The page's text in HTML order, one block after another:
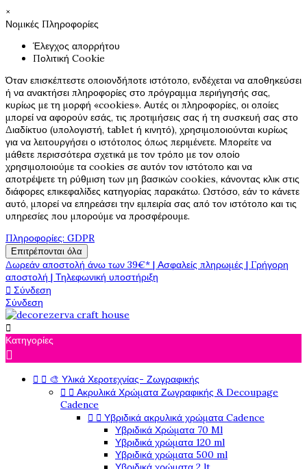
×
Νομικές Πληροφορίες
Έλεγχος απορρήτου
Πολιτική Cookie
Όταν επισκέπτεστε οποιονδήποτε ιστότοπο, ενδέχεται να αποθηκεύσει
ή να ανακτήσει πληροφορίες στο πρόγραμμα περιήγησής σας,
κυρίως με τη μορφή «cookies». Αυτές οι πληροφορίες, οι οποίες
μπορεί να αφορούν εσάς, τις προτιμήσεις σας ή τη συσκευή σας στο
Διαδίκτυο (υπολογιστή, tablet ή κινητό), χρησιμοποιούνται κυρίως
για να λειτουργήσει ο ιστότοπος όπως περιμένετε. Μπορείτε να
μάθετε περισσότερα σχετικά με τον τρόπο με τον οποίο
χρησιμοποιούμε τα cookies σε αυτόν τον ιστότοπο και να
αποτρέψετε τη ρύθμιση των μη βασικών cookies, κάνοντας κλικ στις
διάφορες επικεφαλίδες κατηγορίας παρακάτω. Ωστόσο, εάν το κάνετε
αυτό, μπορεί να επηρεάσει την εμπειρία σας από τον ιστότοπο και τις
υπηρεσίες που μπορούμε να προσφέρουμε.
Πληροφορίες: GDPR
Επιτρέπονται όλα
Δωρεάν αποστολή άνω των 39€* | Ασφαλείς πληρωμές | Γρήγορη
αποστολή | Τηλεφωνική υποστήριξη
 Σύνδεση
Σύνδεση

Κατηγορίες

  🎨 Υλικά Χεροτεχνίας- Ζωγραφικής
  Ακρυλικά Χρώματα Ζωγραφικής & Decoupage
Cadence
  Υβριδικά ακρυλικά χρώματα Cadence
Υβριδικά Χρώματα 70 Ml
Υβριδικά χρώματα 120 ml
Υβριδικά χρώματα 500 ml